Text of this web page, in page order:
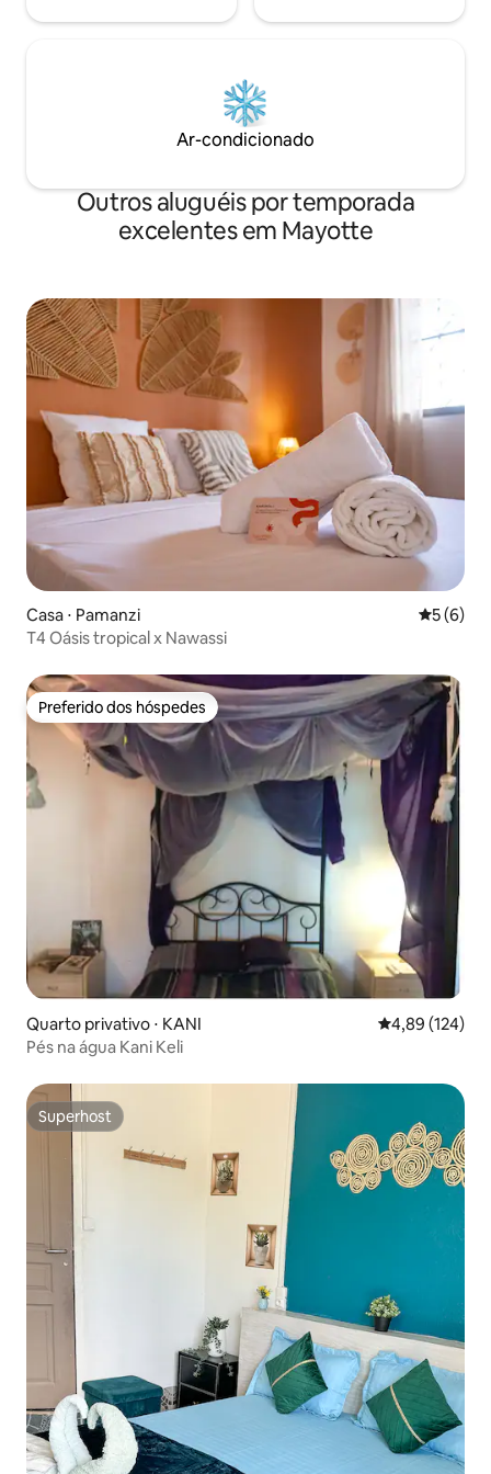
Ar-condicionado
Outros aluguéis por temporada
excelentes em Mayotte
Casa ⋅ Pamanzi 5 de
5 (6)
T4 Oásis tropical x Nawassi
Preferido dos hóspedes
Preferido dos hóspedes
Quarto privativo ⋅ KANI 4,89 de uma
4,89 (124)
Pés na água Kani Keli
Superhost
Superhost